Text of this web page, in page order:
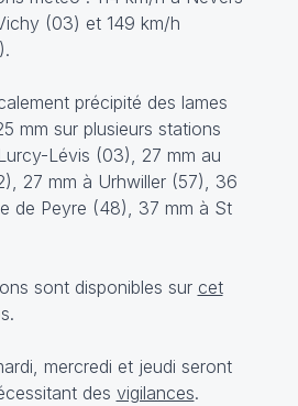
(03) et 149 km/h
précipité des lames
mm sur plusieurs stations
Lévis (03), 27 mm au
27 mm à Urhwiller (57), 36
de Peyre (48), 37 mm à St
sont disponibles sur cet
mercredi et jeudi seront
des vigilances.